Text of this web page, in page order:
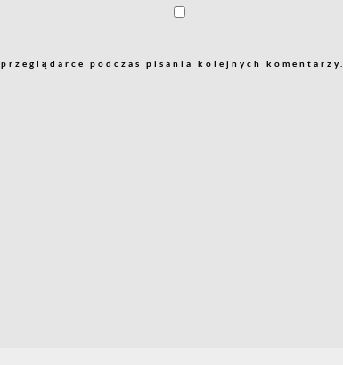
podczas pisania kolejnych komentarzy.